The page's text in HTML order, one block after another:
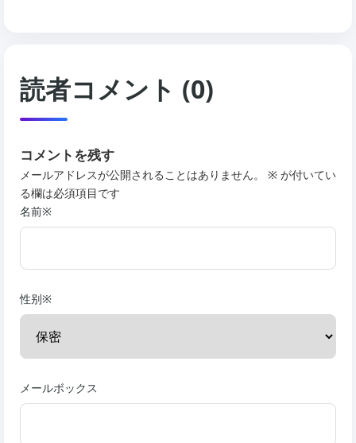
読者コメント (0)
コメントを残す
メールアドレスが公開されることはありません。 ※ が付いてい
る欄は必須項目です
名前※
性别※
メールボックス